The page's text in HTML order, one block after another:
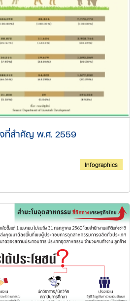
ที่สำคัญ พ.ศ. 2559
Infographics